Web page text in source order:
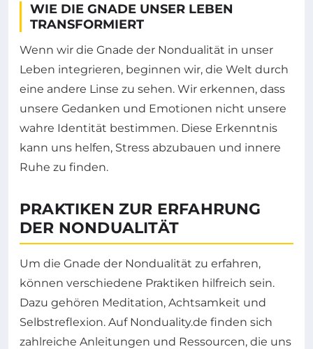
WIE DIE GNADE UNSER LEBEN
TRANSFORMIERT
Wenn wir die Gnade der Nondualität in unser
Leben integrieren, beginnen wir, die Welt durch
eine andere Linse zu sehen. Wir erkennen, dass
unsere Gedanken und Emotionen nicht unsere
wahre Identität bestimmen. Diese Erkenntnis
kann uns helfen, Stress abzubauen und innere
Ruhe zu finden.
PRAKTIKEN ZUR ERFAHRUNG
DER NONDUALITÄT
Um die Gnade der Nondualität zu erfahren,
können verschiedene Praktiken hilfreich sein.
Dazu gehören Meditation, Achtsamkeit und
Selbstreflexion. Auf Nonduality.de finden sich
zahlreiche Anleitungen und Ressourcen, die uns